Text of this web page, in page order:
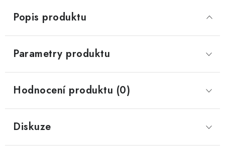
Popis produktu
Parametry produktu
Hodnocení produktu (0)
Diskuze